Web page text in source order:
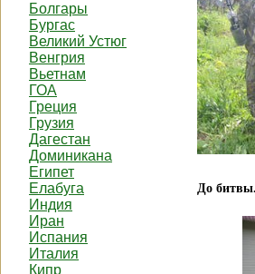
Болгары
Бургас
Великий Устюг
Венгрия
Вьетнам
ГОА
Греция
Грузия
Дагестан
Доминикана
Египет
Елабуга
Индия
Иран
Испания
Италия
Кипр
До